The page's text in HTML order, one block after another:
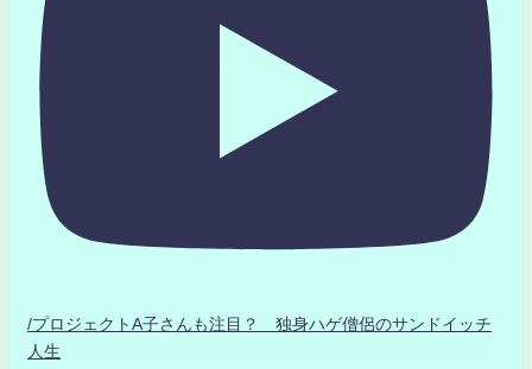
/プロジェクトA子さんも注目？ 独身ハゲ僧侶のサンドイッチ
人生